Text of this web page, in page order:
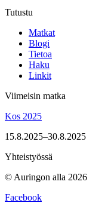
Tutustu
Matkat
Blogi
Tietoa
Haku
Linkit
Viimeisin matka
Kos 2025
15.8.2025–30.8.2025
Yhteistyössä
© Auringon alla 2026
Facebook